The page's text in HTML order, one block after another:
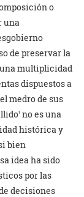
o
una
de preservar la
multiplicidad
dispuestos a
medro de sus
no es una
histórica y
bien
idea ha sido
por las
decisiones